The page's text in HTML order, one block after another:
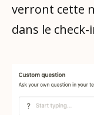
verront cette
dans le check-